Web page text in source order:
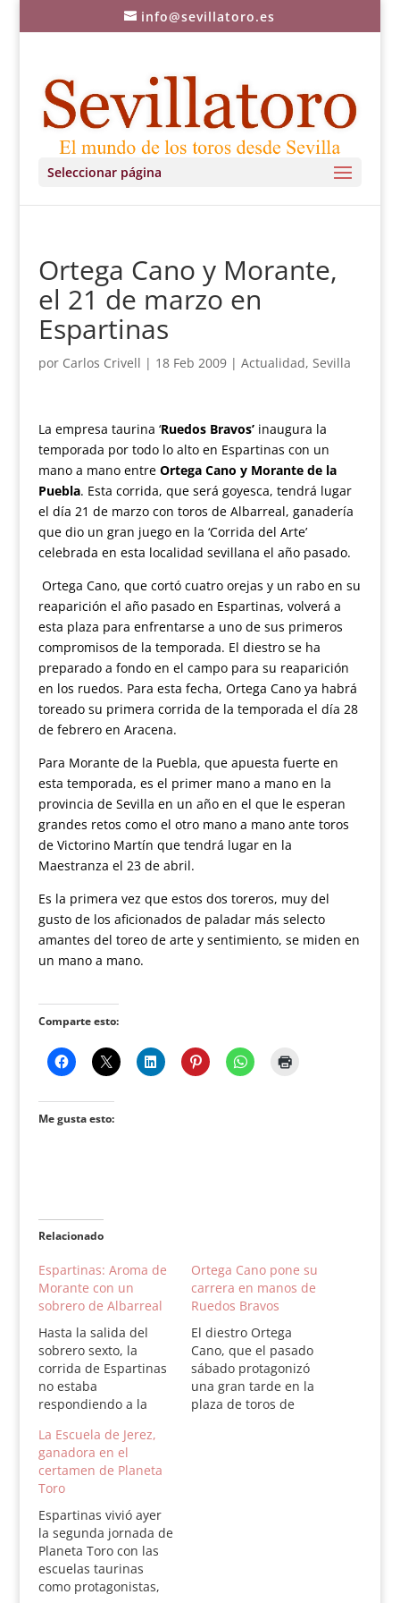
info@sevillatoro.es
Seleccionar página
Ortega Cano y Morante,
el 21 de marzo en
Espartinas
por Carlos Crivell | 18 Feb 2009| Actualidad, Sevilla
La empresa taurina ‘Ruedos Bravos’ inaugura la
temporada por todo lo alto en Espartinas con un
mano a mano entre Ortega Cano y Morante de la
Puebla. Esta corrida, que será goyesca, tendrá lugar
el día 21 de marzo con toros de Albarreal, ganadería
que dio un gran juego en la ‘Corrida del Arte’
celebrada en esta localidad sevillana el año pasado.
Ortega Cano, que cortó cuatro orejas y un rabo en su
reaparición el año pasado en Espartinas, volverá a
esta plaza para enfrentarse a uno de sus primeros
compromisos de la temporada. El diestro se ha
preparado a fondo en el campo para su reaparición
en los ruedos. Para esta fecha, Ortega Cano ya habrá
toreado su primera corrida de la temporada el día 28
de febrero en Aracena.
Para Morante de la Puebla, que apuesta fuerte en
esta temporada, es el primer mano a mano en la
provincia de Sevilla en un año en el que le esperan
grandes retos como el otro mano a mano ante toros
de Victorino Martín que tendrá lugar en la
Maestranza el 23 de abril.
Es la primera vez que estos dos toreros, muy del
gusto de los aficionados de paladar más selecto
amantes del toreo de arte y sentimiento, se miden en
un mano a mano.
Comparte esto:
Me gusta esto:
Relacionado
Espartinas: Aroma de
Morante con un
sobrero de Albarreal
Hasta la salida del
sobrero sexto, la
corrida de Espartinas
no estaba
respondiendo a la
corrida de Albarreal,
chica y mansa, no
ayudó a los diestros.
Morante pudo
expresar algo de su
tauromaquia en ese
sobrero y salvó la
tarde Ganadería: seis
toros de Albarreal, el
Ortega Cano pone su
carrera en manos de
Ruedos Bravos
El diestro Ortega
Cano, que el pasado
sábado protagonizó
una gran tarde en la
plaza de toros de
La Escuela de Jerez,
ganadora en el
certamen de Planeta
Toro
Espartinas vivió ayer
la segunda jornada de
Planeta Toro con las
escuelas taurinas
como protagonistas,